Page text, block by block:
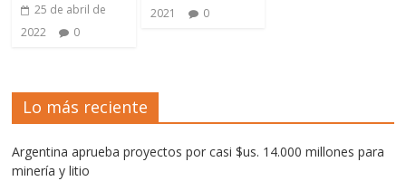
25 de abril de
2022
0
2021
0
Lo más reciente
Argentina aprueba proyectos por casi $us. 14.000 millones para
minería y litio